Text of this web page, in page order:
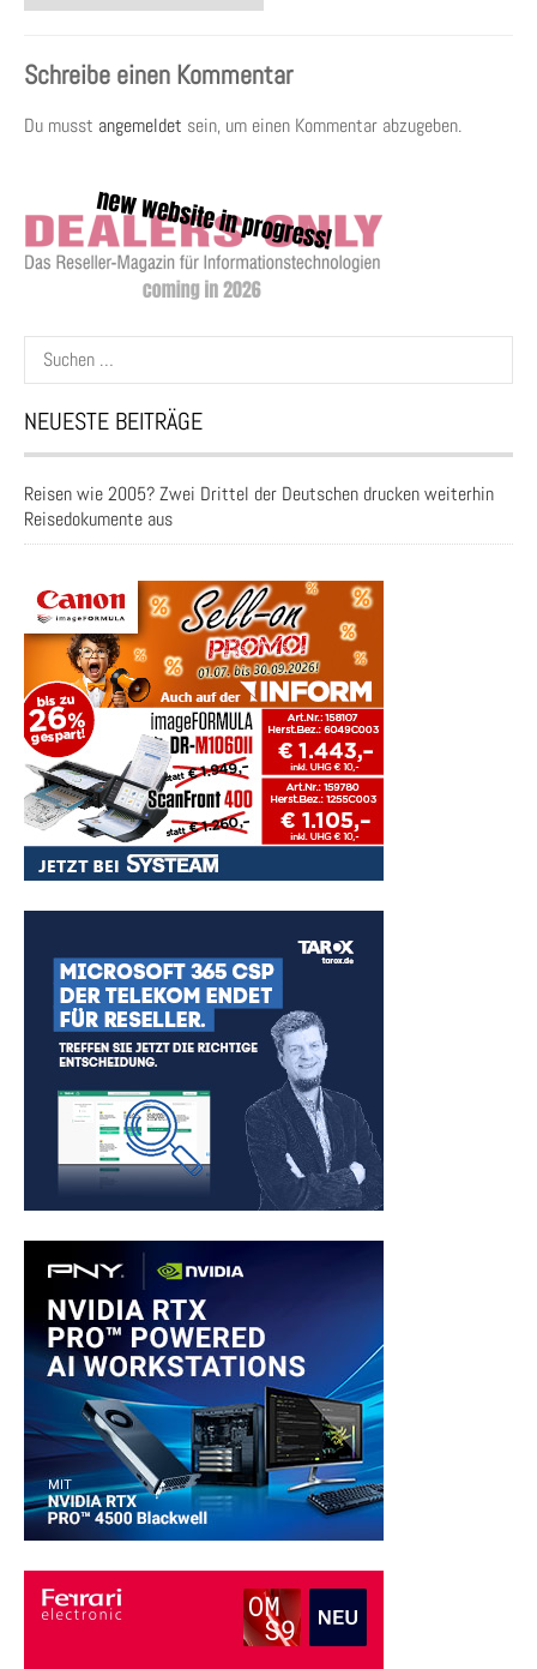
Schreibe einen Kommentar
Du musst angemeldet sein, um einen Kommentar abzugeben.
Suchen
nach:
NEUESTE BEITRÄGE
Reisen wie 2005? Zwei Drittel der Deutschen drucken weiterhin
Reisedokumente aus